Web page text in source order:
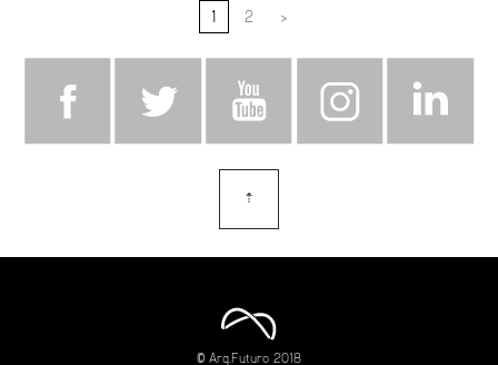
1 2 >
⇡
© Arq.Futuro 2018